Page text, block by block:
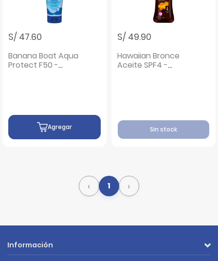
S/ 47.60
Banana Boat Aqua
Protect F50 -
Agregar
S/ 49.90
Hawaiian Bronce
Aceite SPF4 -
Sin stock
‹ 1 ›
Información